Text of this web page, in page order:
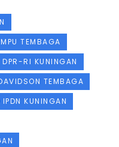
TEMBAGA
DPR-RI KUNINGAN
TEMBAGA
IPDN KUNINGAN